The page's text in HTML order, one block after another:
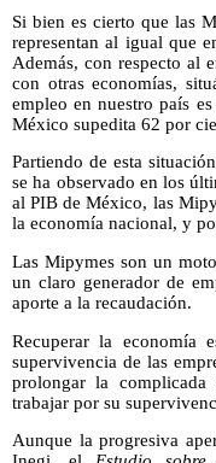
Si bien es cierto que las
representan al igual que
Además, con respecto al
con otras economías,
empleo en nuestro país
México supedita 62 por
Partiendo de esta
se ha observado en los
al PIB de México, las
la economía nacional, y
Las Mipymes son un
un claro generador de
aporte a la recaudación.
Recuperar la
supervivencia de las
prolongar la complicada
trabajar por su
Aunque la progresiva